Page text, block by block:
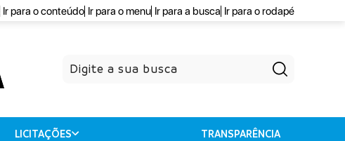
Ir para o conteúdo Ir para o menu Ir para a busca Ir para o rodapé
LICITAÇÕES TRANSPARÊNCIA